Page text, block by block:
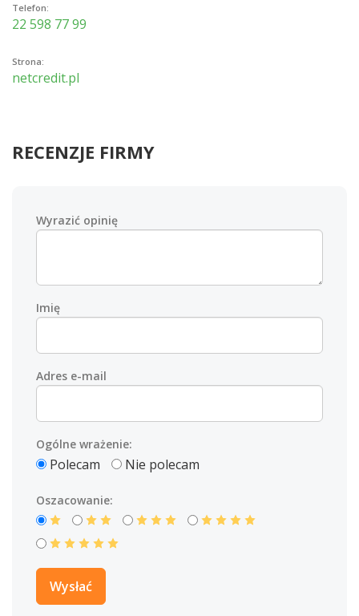
Telefon:
22 598 77 99
Strona:
netcredit.pl
RECENZJE FIRMY
Wyrazić opinię
Imię
Adres e-mail
Ogólne wrażenie:
Polecam Nie polecam
Oszacowanie: